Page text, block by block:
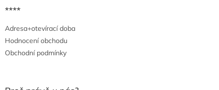
****
Adresa+otevírací doba
Hodnocení obchodu
Obchodní podmínky